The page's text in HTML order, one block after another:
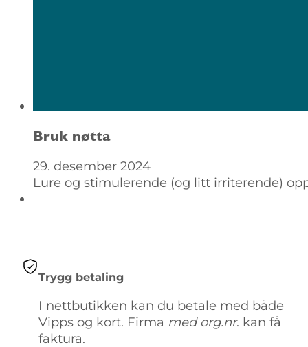
Bruk nøtta
29. desember 2024
Lure og stimulerende (og litt irriterende)
Trygg betaling
I nettbutikken kan du betale med både
Vipps og kort. Firma med org.nr. kan få
faktura.